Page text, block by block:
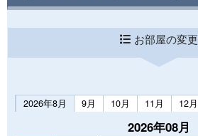
お部屋の変更
2026年8月
9月 10月 11月 12月
2026年08月